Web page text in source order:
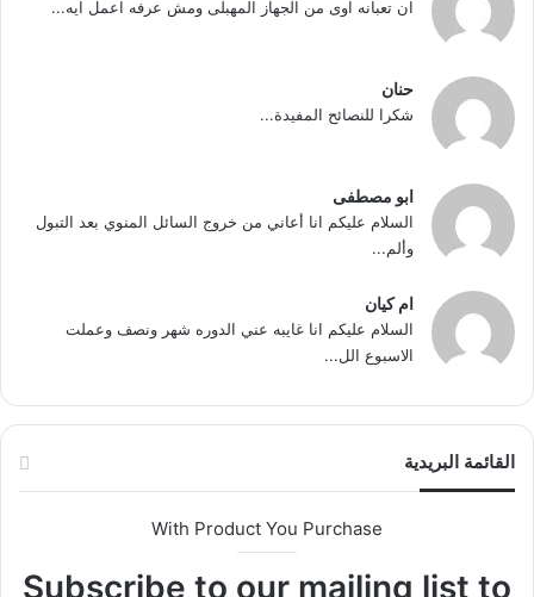
ان تعبانه اوى من الجهاز المهبلى ومش عرفه اعمل ايه...
حنان
شكرا للنصائح المفيدة...
ابو مصطفى
السلام عليكم انا أعاني من خروج السائل المنوي بعد التبول
وألم...
ام كيان
السلام عليكم انا غايبه عني الدوره شهر ونصف وعملت
الاسبوع الل...
القائمة البريدية
With Product You Purchase
Subscribe to our mailing list to